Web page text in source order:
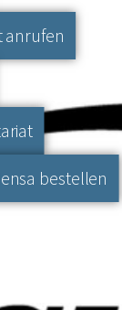
anrufen
bestellen